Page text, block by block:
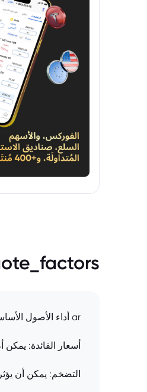
ar أداء الأصول الأساسية: يؤثر أداء الأسهم أو السندات التي يستثمر فيها الصندوق بشكل مباشر على قيمته.
أسعار الفائدة:
التضخم: يمكن أن